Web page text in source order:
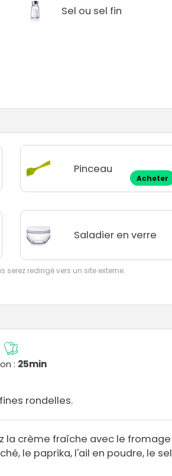
Sel ou sel fin
Pinceau
Acheter
Saladier en verre
serez redirigé vers un site externe.
: 25min
rondelles.
la crème fraîche avec le fromage
le paprika, l'ail en poudre, le sel